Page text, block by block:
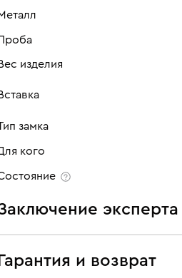
изделия
Бриллиант
Огранка
замка
кого
эксперта
украшения проходят
характеристикам
бриллиантов (вес, проба,
Гарантия и возврат